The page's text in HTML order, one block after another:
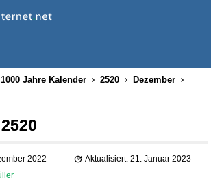
1000 Jahre Kalender 2520
Dezember
2022
Aktualisiert: 21. Januar 2023